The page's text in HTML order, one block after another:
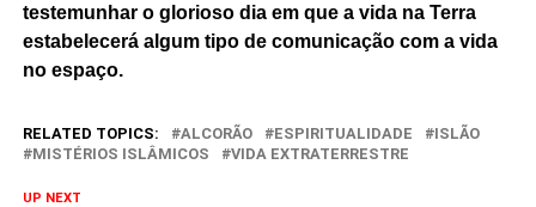
testemunhar o glorioso dia em que a vida na Terra
estabelecerá algum tipo de comunicação com a vida
no espaço.
RELATED TOPICS: ALCORÃO ESPIRITUALIDADE
ISLÃO
MISTÉRIOS ISLÂMICOS
VIDA EXTRATERRESTRE
UP NEXT